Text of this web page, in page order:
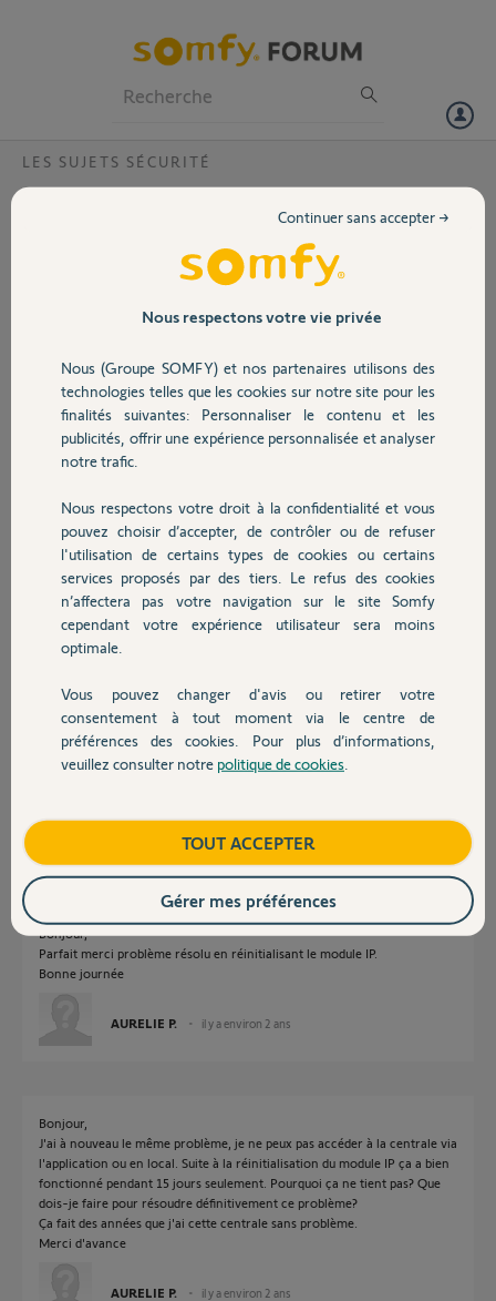
Volet
Sécurité
Domotique
Chauffage
Autres produits
Devis avec un pro
Contact
LES SUJETS SÉCURITÉ
Impossible d'accèder à l'alarme en local ou
Depuis 1 semaine environ, je n'ai plus accès à l'alarme via l'appli
mobile, je n'ai pas accès non plus en local.
J'ai vérifié sur ma livebox, les ports 80 et 443 sont ouverts.
Merci d'avance de votre aide.
AURELIE P.
il y a environ 2 ans
Participer au fil de discussion
Réponses
d'alimentation par un chargeur de smartphone micro USB
Changer le câble RJ45
Réinitialiser le module IP
https://forum.somfy.fr/questions/560538-suite-changement-box-adsl-
Bonjour,
Parfait merci problème résolu en réinitialisant le module IP.
Bonne journée
AURELIE P. il y a environ 2 ans
Bonjour,
J'ai à nouveau le même problème, je ne peux pas accéder à la centrale via
l'application ou en local. Suite à la réinitialisation du module IP ça a bien
fonctionné pendant 15 jours seulement. Pourquoi ça ne tient pas? Que
dois-je faire pour résoudre définitivement ce problème?
Ça fait des années que j'ai cette centrale sans problème.
Merci d'avance
AURELIE P. il y a environ 2 ans
Nous respectons votre vie privée
Nous (Groupe SOMFY) et nos partenaires utilisons des
technologies telles que les cookies sur notre site pour les
finalités suivantes: Personnaliser le contenu et les
publicités, offrir une expérience personnalisée et analyser
notre trafic.
Nous respectons votre droit à la confidentialité et vous
pouvez choisir d’accepter, de contrôler ou de refuser
l'utilisation de certains types de cookies ou certains
services proposés par des tiers. Le refus des cookies
n’affectera pas votre navigation sur le site Somfy
cependant votre expérience utilisateur sera moins
optimale.
Vous pouvez changer d'avis ou retirer votre
consentement à tout moment via le centre de
préférences des cookies. Pour plus d’informations,
veuillez consulter notre politique de cookies
Continuer sans accepter →
TOUT ACCEPTER
Gérer mes préférences